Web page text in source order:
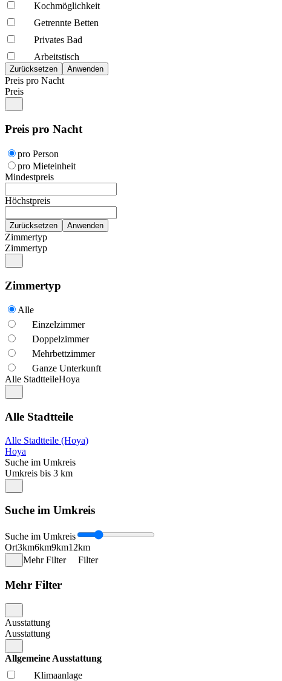
Kochmöglich­keit
Getrennte Betten
Privates Bad
Arbeitstisch
Preis pro Nacht
Preis
Preis pro Nacht
pro Person
pro Mieteinheit
Mindestpreis
Höchstpreis
Zimmertyp
Zimmertyp
Zimmertyp
Alle
Einzelzimmer
Doppelzimmer
Mehrbettzimmer
Ganze Unterkunft
Alle StadtteileHoya
Alle Stadtteile
Alle Stadtteile (Hoya)
Hoya
Suche im Umkreis
Umkreis bis 3 km
Suche im Umkreis
Suche im Umkreis
Ort3km6km9km12km
Mehr Filter
Filter
Mehr Filter
Ausstattung
Ausstattung
Allgemeine Ausstattung
Klima­anlage